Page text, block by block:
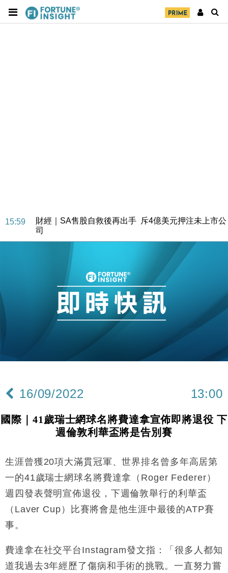
15:59
財經｜SA售股自救後再出手 斥4億美元押注未上市公
司
財經｜精星香港夥菜鳥拓全球智慧倉儲市場 加快海外
地產｜大酒店中期轉賺2300萬元 斥21億翻新香港及
國際｜特朗普赴洛杉磯高球場活動前 男子攜槍彈被捕
12:30
財經｜香港7月PMI回落至51 企業擴張放慢兼縮減人
財經｜黑石傳再籌逾360億美元 支援Anthropic租用
18:15
本地｜新世界K11 9月升級會員制度 增鉑金卡級別鎖
17:40
財經｜本港6月零售額連升14個月 珠寶鐘錶銷售升勢
50%
15:59
財經｜SA售股自救後再出手 斥4億美元押注未上市公
市場落地
14:50
13:12
國際｜特朗普赴洛杉磯高球場活動前 男子攜槍彈被捕
16/09/2022 13:00
國際｜41歲瑞士網球名將費達拿宣佈即將退役 下
週倫敦利華盃將是告別賽
生涯曾獲20項大滿貫冠軍、世界排名曾多年高居第
一的41歲瑞士網球名將費達拿（Roger Federer）
週四發表聲明宣佈退役，下週倫敦舉行的利華盃
（Laver Cup）比賽將會是他生涯中最後的ATP賽
事。
費達拿在社交平台Instagram發文指：「很多人都知
道我過去3年經歷了傷病和手術的挑戰。一直努力嘗